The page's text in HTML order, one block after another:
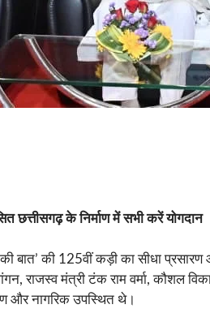
छत्तीसगढ़ के निर्माण में सभी करें योगदान
बात’ की 125वीं कड़ी का सीधा
राजस्व मंत्री टंक राम वर्मा, कौशल
और नागरिक उपस्थित थे।